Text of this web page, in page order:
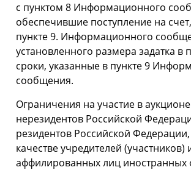
с пунктом 8 Информационного
обеспечившие поступление на
пункте 9. Информационного
установленного размера задатка в
сроки, указанные в пункте 9
сообщения.
Ограничения на участие в аукционе
нерезидентов Российской
резидентов Российской
качестве учредителей (участников)
аффилированных лиц иностранных